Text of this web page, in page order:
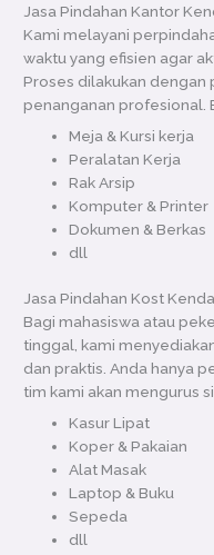
Jasa Pindahan Kantor
Kami melayani
waktu yang efisien agar
Proses dilakukan dengan
penanganan profesional.
Meja & Kursi kerja
Peralatan Kerja
Rak Arsip
Komputer & Printer
Dokumen & Berkas
dll
Jasa Pindahan Kost
Bagi mahasiswa atau
tinggal, kami
dan praktis. Anda hanya
tim kami akan mengurus
Kasur Lipat
Koper & Pakaian
Alat Masak
Laptop & Buku
Sepeda
dll